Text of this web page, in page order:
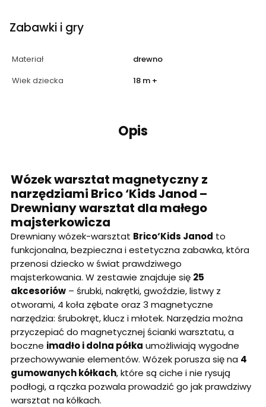
Zabawki i gry
Materiał
drewno
Wiek dziecka
18 m +
Opis
Wózek warsztat magnetyczny z
narzędziami Brico ‘Kids Janod –
Drewniany warsztat dla małego
majsterkowicza
Drewniany wózek-warsztat Brico‘Kids Janod to
funkcjonalna, bezpieczna i estetyczna zabawka, która
przenosi dziecko w świat prawdziwego
majsterkowania. W zestawie znajduje się 25
akcesoriów – śrubki, nakrętki, gwoździe, listwy z
otworami, 4 koła zębate oraz 3 magnetyczne
narzędzia: śrubokręt, klucz i młotek. Narzędzia można
przyczepiać do magnetycznej ścianki warsztatu, a
boczne imadło i dolna półka umożliwiają wygodne
przechowywanie elementów. Wózek porusza się na 4
gumowanych kółkach, które są ciche i nie rysują
podłogi, a rączka pozwala prowadzić go jak prawdziwy
warsztat na kółkach.